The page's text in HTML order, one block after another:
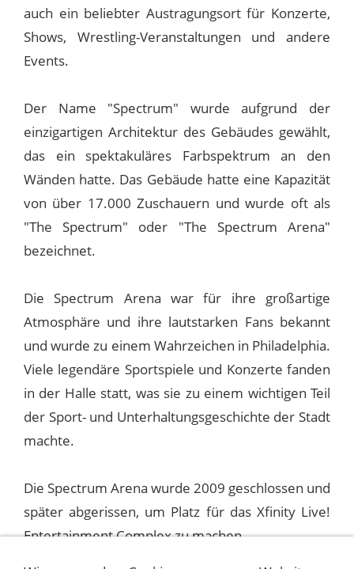
auch ein beliebter Austragungsort für Konzerte,
Shows, Wrestling-Veranstaltungen und andere
Events.
Der Name "Spectrum" wurde aufgrund der
einzigartigen Architektur des Gebäudes gewählt,
das ein spektakuläres Farbspektrum an den
Wänden hatte. Das Gebäude hatte eine Kapazität
von über 17.000 Zuschauern und wurde oft als
"The Spectrum" oder "The Spectrum Arena"
bezeichnet.
Die Spectrum Arena war für ihre großartige
Atmosphäre und ihre lautstarken Fans bekannt
und wurde zu einem Wahrzeichen in Philadelphia.
Viele legendäre Sportspiele und Konzerte fanden
in der Halle statt, was sie zu einem wichtigen Teil
der Sport- und Unterhaltungsgeschichte der Stadt
machte.
Die Spectrum Arena wurde 2009 geschlossen und
später abgerissen, um Platz für das Xfinity Live!
Entertainment Complex zu machen.